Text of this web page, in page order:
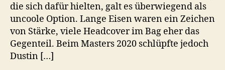
die sich dafür hielten, galt es überwiegend als
uncoole Option. Lange Eisen waren ein Zeichen
von Stärke, viele Headcover im Bag eher das
Gegenteil. Beim Masters 2020 schlüpfte jedoch
Dustin […]